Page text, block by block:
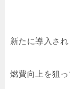
新たに導入さ
燃費向上を狙っ